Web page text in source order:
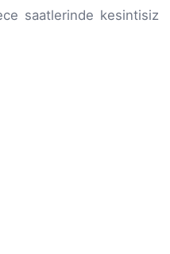
saatlerinde kesintisiz